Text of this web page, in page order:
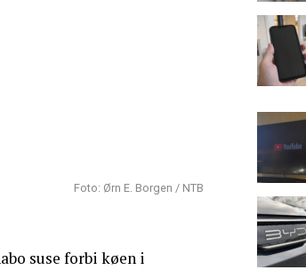
Foto: Ørn E. Borgen / NTB
suse forbi køen i